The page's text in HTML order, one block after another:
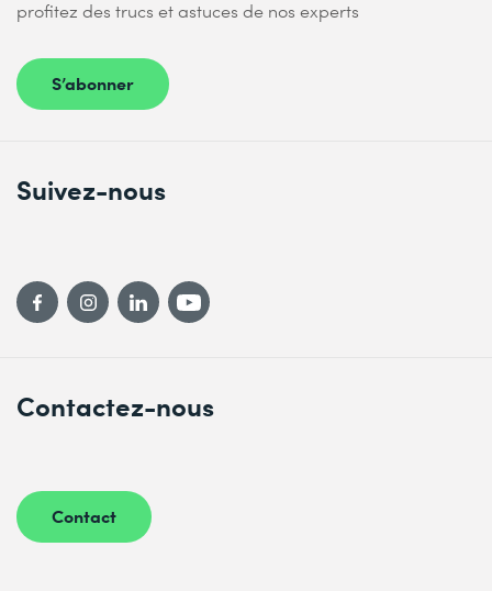
profitez des trucs et astuces de nos experts
S’abonner
Contactez-nous
Contact
Suivez-nous